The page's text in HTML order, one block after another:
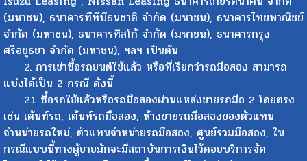
(มหาชน), ธนาคารทีทีบีธนชาติ จำกัด (มหาชน), ธนาคารไทยพาณิชย์
จำกัด (มหาชน), ธนาคารทิสโก้ จำกัด (มหาชน), ธนาคารกรุง
ศรีอยุธยา จำกัด (มหาชน), ฯลฯ เป็นต้น
2. การเช่าซื้อรถยนต์ใช้แล้ว หรือที่เรียกว่ารถมือสอง สามารถ
แบ่งได้เป็น 2 กรณี ดังนี้
2.1 ซื้อรถใช้แล้วหรือรถมือสองผ่านแหล่งขายรถมือ 2 โดยตรง
เช่น เต้นท์รถ, เต้นท์รถมือสอง, ห้างขายรถมือสองของตัวแทน
จำหน่ายรถใหม่, ตัวแทนจำหน่ายรถมือสอง, ศูนย์รวมมือสอง, ใน
กรณีแบบนี้ทางผู้ขายมักจะมีสถาบันการเงินไว้คอยบริการจัด